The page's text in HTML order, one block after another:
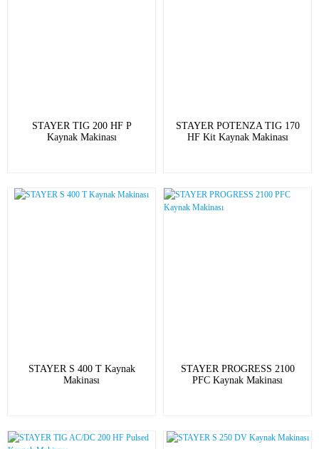
STAYER TIG 200 HF P
Kaynak Makinası
STAYER POTENZA TIG 170
HF Kit Kaynak Makinası
STAYER S 400 T Kaynak
Makinası
STAYER PROGRESS 2100
PFC Kaynak Makinası